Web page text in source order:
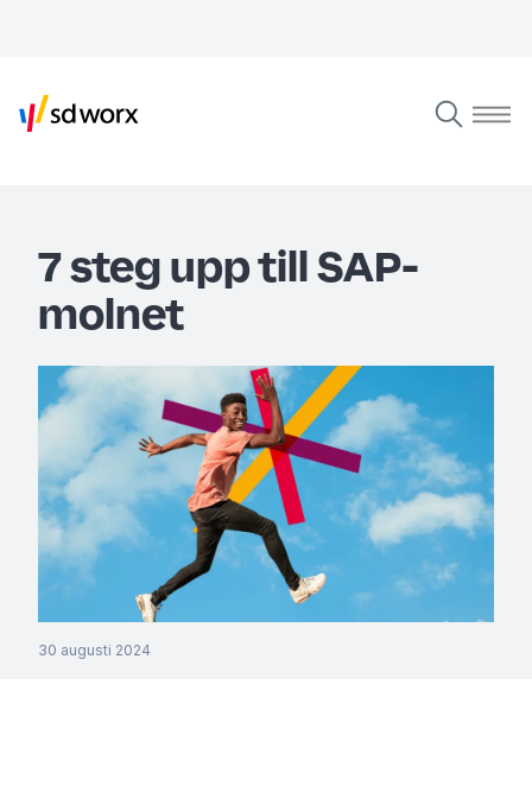
7 steg upp till SAP-
molnet
30 augusti 2024